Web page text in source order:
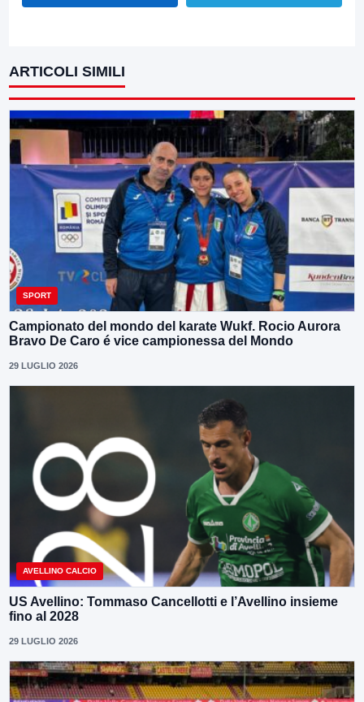
ARTICOLI SIMILI
SPORT
Campionato del mondo del karate Wukf. Rocio Aurora
Bravo De Caro é vice campionessa del Mondo
29 LUGLIO 2026
AVELLINO CALCIO
US Avellino: Tommaso Cancellotti e l’Avellino insieme
fino al 2028
29 LUGLIO 2026